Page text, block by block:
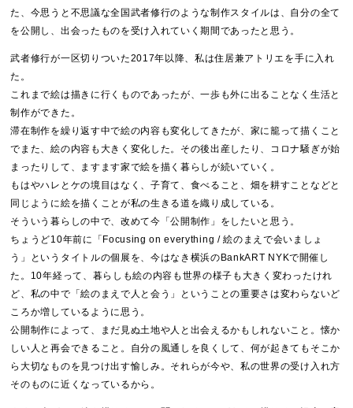
た、今思うと不思議な全国武者修行のような制作スタイルは、自分の全て
を公開し、出会ったものを受け入れていく期間であったと思う。
武者修行が一区切りついた2017年以降、私は住居兼アトリエを手に入れ
た。
これまで絵は描きに行くものであったが、一歩も外に出ることなく生活と
制作ができた。
滞在制作を繰り返す中で絵の内容も変化してきたが、家に籠って描くこと
でまた、絵の内容も大きく変化した。その後出産したり、コロナ騒ぎが始
まったりして、ますます家で絵を描く暮らしが続いていく。
もはやハレとケの境目はなく、子育て、食べること、畑を耕すことなどと
同じように絵を描くことが私の生きる道を織り成している。
そういう暮らしの中で、改めて今「公開制作」をしたいと思う。
ちょうど10年前に「Focusing on everything / 絵のまえで会いましょ
う」というタイトルの個展を、今はなき横浜のBankART NYKで開催し
た。10年経って、暮らしも絵の内容も世界の様子も大きく変わったけれ
ど、私の中で「絵のまえで人と会う」ということの重要さは変わらないど
ころか増しているように思う。
公開制作によって、まだ見ぬ土地や人と出会えるかもしれないこと。懐か
しい人と再会できること。自分の風通しを良くして、何が起きてもそこか
ら大切なものを見つけ出す愉しみ。それらが今や、私の世界の受け入れ方
そのものに近くなっているから。